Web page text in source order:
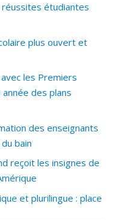
étudiantes
plus ouvert et
les Premiers
des plans
des enseignants
bain
reçoit les insignes de
et plurilingue : place